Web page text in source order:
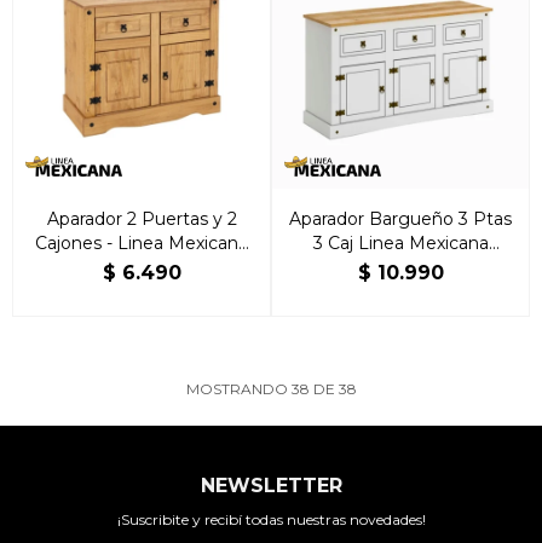
Aparador 2 Puertas y 2
Cajones - Linea Mexicana
Natural
$ 6.490
Aparador Bargueño 3 Ptas
3 Caj Linea Mexicana
Blanco
$ 10.990
MOSTRANDO 38 DE 38
NEWSLETTER
¡Suscribite y recibí todas nuestras novedades!